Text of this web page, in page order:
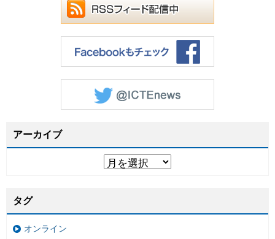
アーカイブ
タグ
オンライン